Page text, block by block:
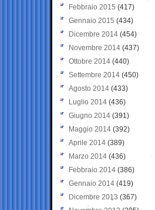
Febbraio 2015 (417)
Gennaio 2015 (434)
Dicembre 2014 (454)
Novembre 2014 (437)
Ottobre 2014 (440)
Settembre 2014 (450)
Agosto 2014 (433)
Luglio 2014 (436)
Giugno 2014 (391)
Maggio 2014 (392)
Aprile 2014 (389)
Marzo 2014 (436)
Febbraio 2014 (386)
Gennaio 2014 (419)
Dicembre 2013 (367)